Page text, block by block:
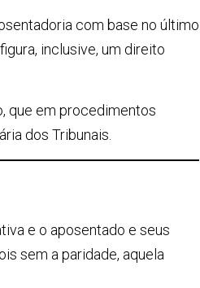
com base no último
inclusive, um direito
que em procedimentos
dos Tribunais.
e o aposentado e seus
sem a paridade, aquela